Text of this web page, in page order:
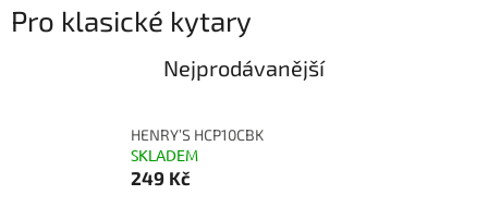
Pro klasické kytary
Nejprodávanější
HENRY’S HCP10CBK
SKLADEM
249 Kč